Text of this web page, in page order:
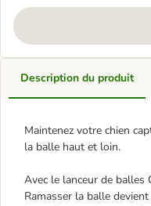
Description du produit
Maintenez votre chien
la balle haut et loin.
Avec le lanceur de balles
Ramasser la balle